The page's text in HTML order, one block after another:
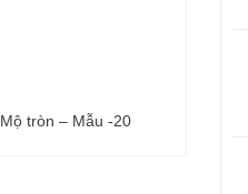
Mộ tròn – Mẫu -20